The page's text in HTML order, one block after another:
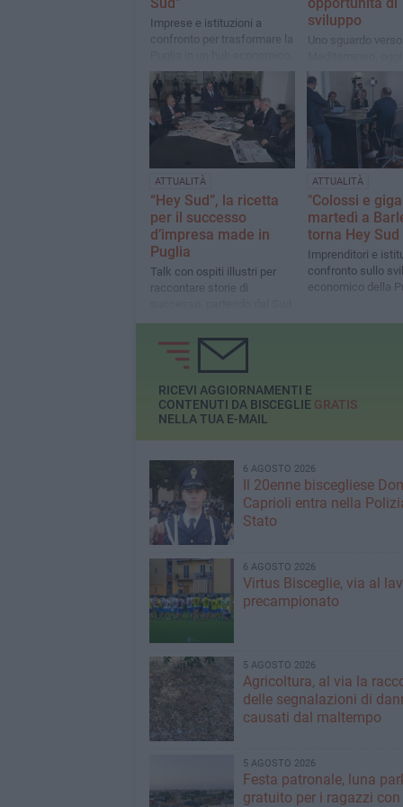
Imprese e istituzioni a
confronto per trasformare la
logistico ed energetico per il
Mediterraneo
sviluppo
Uno sguardo
nella sede di via G.
15
ATTUALITÀ
“Hey Sud”, la ricetta
per il successo
d’impresa made in
Puglia
Talk con ospiti illustri per
raccontare storie di
ATTUALITÀ
"Colossi e
martedì a
torna Hey Sud
Imprenditori e
confronto sullo
economico della
RICEVI AGGIORNAMENTI E
CONTENUTI DA BISCEGLIE GRATIS
NELLA TUA E-MAIL
6 AGOSTO 2026
Il 20enne biscegliese
Caprioli entra nella
Stato
6 AGOSTO 2026
Virtus Bisceglie, via al
precampionato
5 AGOSTO 2026
Agricoltura, al via la
delle segnalazioni di
causati dal maltempo
5 AGOSTO 2026
Festa patronale, luna
gratuito per i ragazzi con